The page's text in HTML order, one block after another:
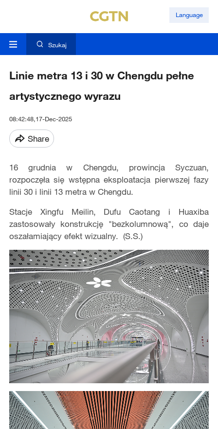
Language
Szukaj
Linie metra 13 i 30 w Chengdu pełne
artystycznego wyrazu
08:42:48,17-Dec-2025
Share
16 grudnia w Chengdu, prowincja Syczuan,
rozpoczęła się wstępna eksploatacja pierwszej fazy
linii 30 i linii 13 metra w Chengdu.
Stacje Xingfu Meilin, Dufu Caotang i Huaxiba
zastosowały konstrukcję "bezkolumnową", co daje
oszałamiający efekt wizualny. (S.S.)